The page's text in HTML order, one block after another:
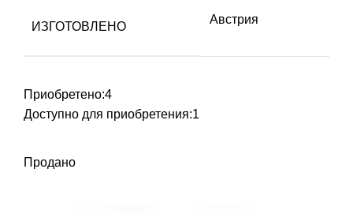
ИЗГОТОВЛЕНО
Австрия
Приобретено:4
Доступно для приобретения:1
Продано